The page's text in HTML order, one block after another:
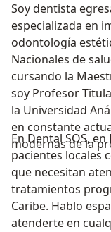
Soy dentista
especializada en
odontología
Nacionales de
cursando la
soy Profesor
la Universidad
en constante
modernas de la
En Dental SOS,
pacientes locales
que necesitan
tratamientos
Caribe. Hablo
atenderte en